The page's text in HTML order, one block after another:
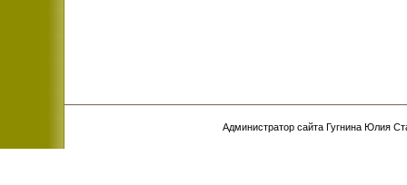
Администратор сайта Гугнина Юлия